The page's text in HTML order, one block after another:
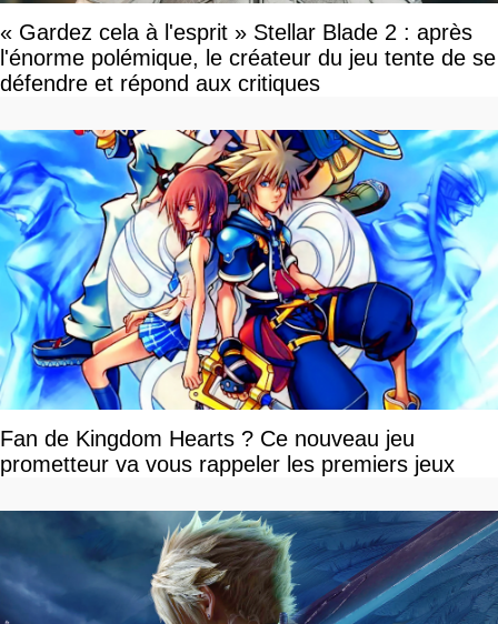
« Gardez cela à l'esprit » Stellar Blade 2 : après
l'énorme polémique, le créateur du jeu tente de se
défendre et répond aux critiques
Fan de Kingdom Hearts ? Ce nouveau jeu
prometteur va vous rappeler les premiers jeux